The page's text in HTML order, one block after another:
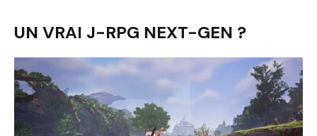
UN VRAI J-RPG NEXT-GEN ?